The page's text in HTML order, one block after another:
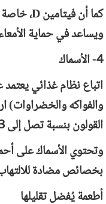
كما أن فيتامينD، خاصة
ويساعد في حماية
4- الأسماك
اتباع نظام غذائي
والفواكه
القولون بنسبة تصل إلى 33% في بعض الدراسات.
بخصائص مضادة
أطعمة يُفضل تقليلها